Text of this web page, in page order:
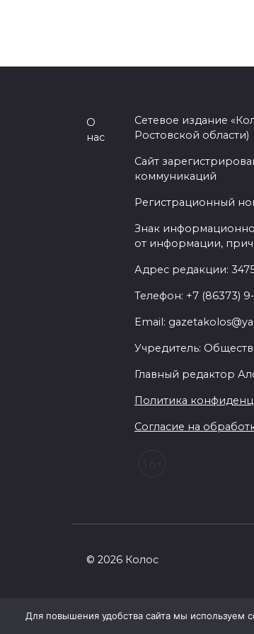
О
нас
Сетевое издание
Ростовской области)
Сайт
коммуникаций
Регистрационный
Знак
от информации,
Адрес редакции:
Телефон: +7 (86373)
Email:
Учредитель:
Главный редактор
Политика
Согласие на
© 2026 Колос
Для повышения удобства сайта мы используем